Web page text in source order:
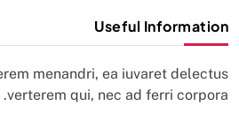
Useful Information
menandri, ea iuvaret delectus
verterem qui, nec ad ferri corpora.